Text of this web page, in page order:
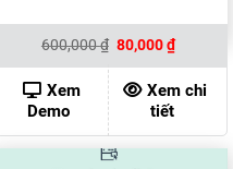
600,000₫ Giá
gốc
là:
600,000 ₫.
80,000₫Giá
hiện
tại
là:
80,000
Xem
Demo
Xem chi
tiết